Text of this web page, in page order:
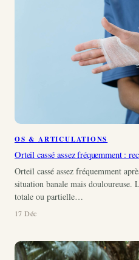
OS & ARTICULATIONS
Orteil cassé assez fréquemment :
Orteil cassé assez fréquemment
situation banale mais
totale ou partielle…
17 Déc